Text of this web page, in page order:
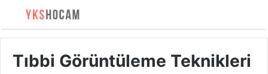
Tıbbi Görüntüleme Teknikleri